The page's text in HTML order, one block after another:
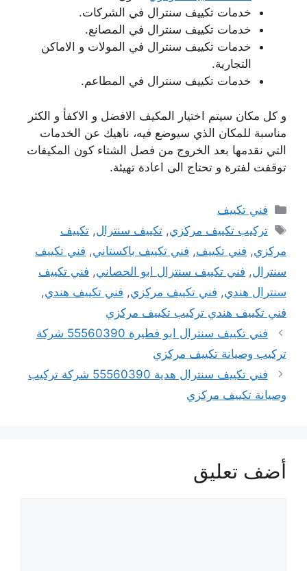
خدمات تكييف سنترال في الشركات.
خدمات تكييف سنترال في المصانع.
خدمات تكييف سنترال في المولات و الاماكن
التجارية.
خدمات تكييف سنترال في المطاعم.
و كل مكان سيتم اختيار المكيف الافضل و الاكفأ و الكثر
مناسبة للمكان الذي سيوضع فيه، ناهيك عن الخدمات
التي نقدمها بعد الخروج من فصل الشتاء كون المكيفات
توقفت لفترة و تحتاج الى اعادة تهيئة.
التصنيفات
فني تكييف
الوسوم
تركيب تكييف مركزي,تكييف سنترال,تكييف
مركزي, فني تكييف, فني تكييف باكستاني, فني تكييف
سنترال, فني تكييف سنترال ابو الحصاني, فني تكييف
سنترال هندي, فني تكييف مركزي, فني تكييف هندي,
فني تكييف هندي تركيب تكييف مركزي
فني تكييف سنترال ابو فطيرة 55560390 شركة
تركيب وصيانة تكييف مركزي
فني تكييف سنترال هدية 55560390 شركة تركيب
وصيانة تكييف مركزي
أضف تعليق